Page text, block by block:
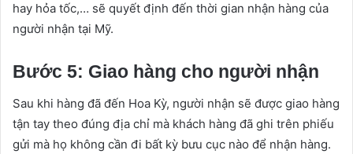
hay hỏa tốc,… sẽ quyết định đến thời gian nhận hàng của
người nhận tại Mỹ.
Bước 5: Giao hàng cho người nhận
Sau khi hàng đã đến Hoa Kỳ, người nhận sẽ được giao hàng
tận tay theo đúng địa chỉ mà khách hàng đã ghi trên phiếu
gửi mà họ không cần đi bất kỳ bưu cục nào để nhận hàng.